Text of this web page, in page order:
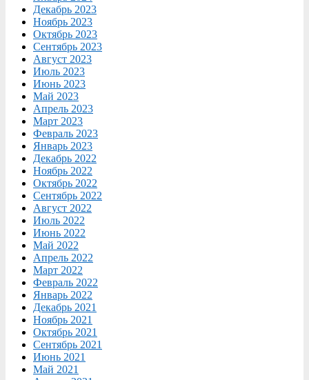
Декабрь 2023
Ноябрь 2023
Октябрь 2023
Сентябрь 2023
Август 2023
Июль 2023
Июнь 2023
Май 2023
Апрель 2023
Март 2023
Февраль 2023
Январь 2023
Декабрь 2022
Ноябрь 2022
Октябрь 2022
Сентябрь 2022
Август 2022
Июль 2022
Июнь 2022
Май 2022
Апрель 2022
Март 2022
Февраль 2022
Январь 2022
Декабрь 2021
Ноябрь 2021
Октябрь 2021
Сентябрь 2021
Июнь 2021
Май 2021